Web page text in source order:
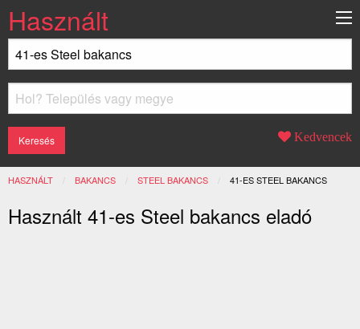
Használt
Kedvencek
HASZNÁLT BAKANCS STEEL BAKANCS JELENLEGI:
41-ES STEEL BAKANCS
Használt 41-es Steel bakancs eladó